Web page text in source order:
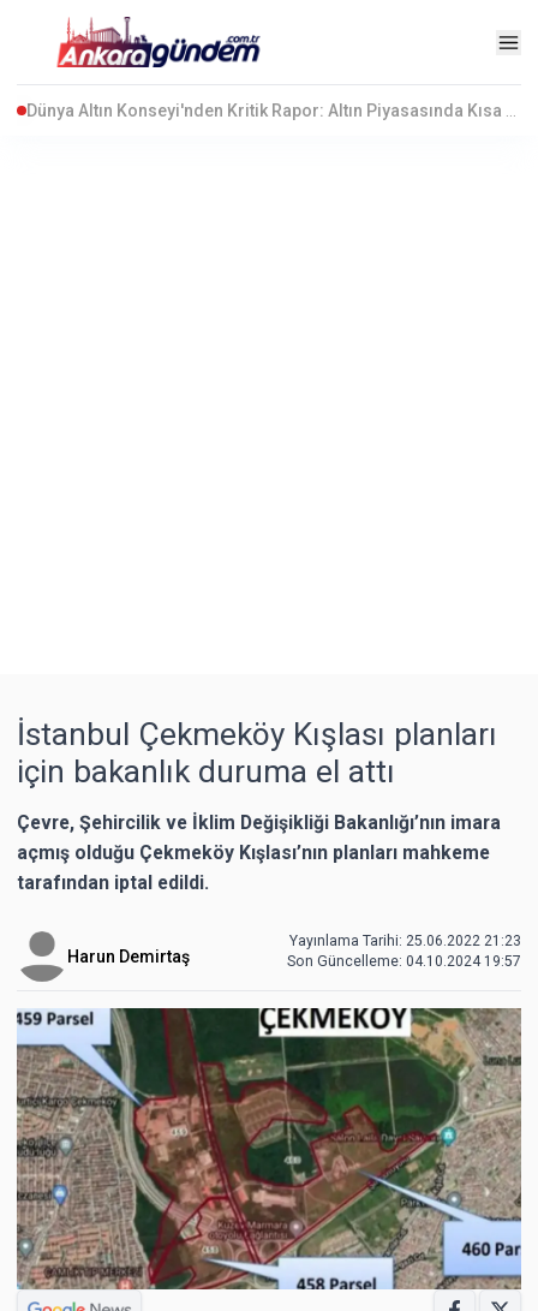
İstanbul Çekmeköy Kışlası planları
için bakanlık duruma el attı
Çevre, Şehircilik ve İklim Değişikliği Bakanlığı’nın imara
açmış olduğu Çekmeköy Kışlası’nın planları mahkeme
tarafından iptal edildi.
Harun Demirtaş
Yayınlama Tarihi: 25.06.2022 21:23
Son Güncelleme: 04.10.2024 19:57